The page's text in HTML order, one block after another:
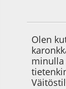
Olen
minulla